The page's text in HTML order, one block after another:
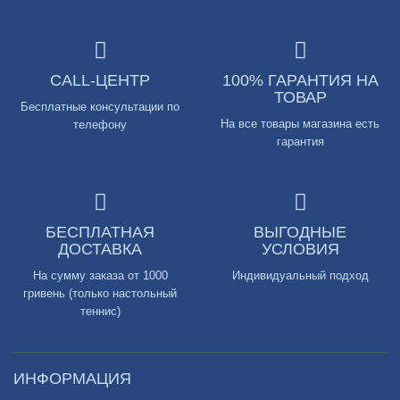
CALL-ЦЕНТР
Бесплатные консультации по
телефону
100% ГАРАНТИЯ НА
ТОВАР
На все товары магазина есть
гарантия
БЕСПЛАТНАЯ
ДОСТАВКА
На сумму заказа от 1000
гривень (только настольный
теннис)
ВЫГОДНЫЕ
УСЛОВИЯ
Индивидуальный подход
ИНФОРМАЦИЯ